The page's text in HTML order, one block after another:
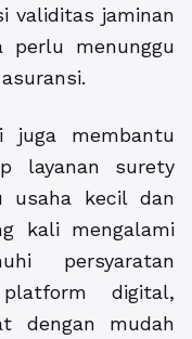
validitas jaminan
perlu menunggu
juga membantu
layanan surety
usaha kecil dan
kali mengalami
persyaratan
digital,
dengan mudah